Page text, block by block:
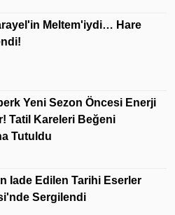
Meltem'iydi… Hare
Yeni Sezon Öncesi Enerji
Tatil Kareleri Beğeni
Tutuldu
Iade Edilen Tarihi Eserler
Sergilendi